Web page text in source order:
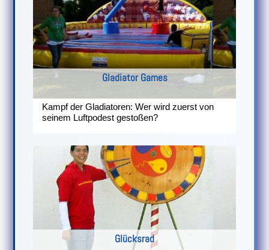
Gladiator Games
Kampf der Gladiatoren: Wer wird zuerst von
seinem Luftpodest gestoßen?
Glücksrad